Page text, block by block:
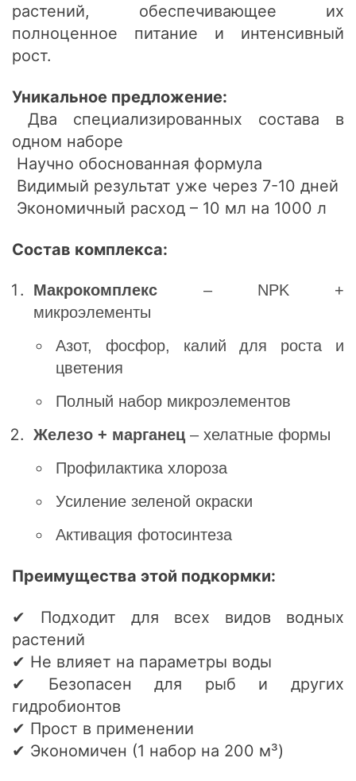
растений, обеспечивающее их
полноценное питание и интенсивный
рост.
Уникальное предложение:
Два специализированных состава в
одном наборе
Научно обоснованная формула
Видимый результат уже через 7-10 дней
Экономичный расход – 10 мл на 1000 л
Состав комплекса:
Макрокомплекс – NPK +
микроэлементы
Азот, фосфор, калий для роста и
цветения
Полный набор микроэлементов
Железо + марганец – хелатные формы
Профилактика хлороза
Усиление зеленой окраски
Активация фотосинтеза
Преимущества этой подкормки:
✔ Подходит для всех видов водных
растений
✔ Не влияет на параметры воды
✔ Безопасен для рыб и других
гидробионтов
✔ Прост в применении
✔ Экономичен (1 набор на 200 м³)